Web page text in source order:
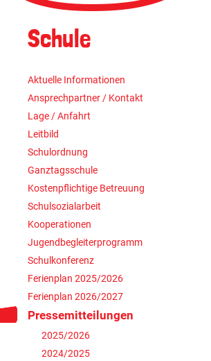
Navigation
überspringen
Schule
Aktuelle Informationen
Ansprechpartner / Kontakt
Lage / Anfahrt
Leitbild
Schulordnung
Ganztagsschule
Kostenpflichtige Betreuung
Schulsozialarbeit
Kooperationen
Jugendbegleiterprogramm
Schulkonferenz
Ferienplan 2025/2026
Ferienplan 2026/2027
Pressemitteilungen
2025/2026
2024/2025